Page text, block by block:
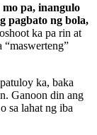
pa, inangulo
pagbato ng bola,
ka pa rin at
“maswerteng”
ka, baka
Ganoon din ang
sa lahat ng iba